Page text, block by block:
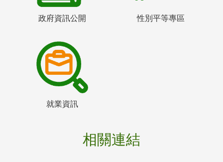
政府資訊公開 性別平等專區
就業資訊
相關連結